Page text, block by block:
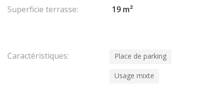
Superficie terrasse:
19 m²
Caractéristiques: Place de parking
Usage mixte